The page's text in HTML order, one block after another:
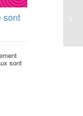
sont
sont
Loi pour